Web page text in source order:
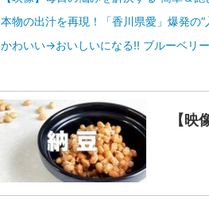
本物の出汁を再現！「香川県愛」爆発の“
かわいい→おいしいになる!! ブルーベリ
【